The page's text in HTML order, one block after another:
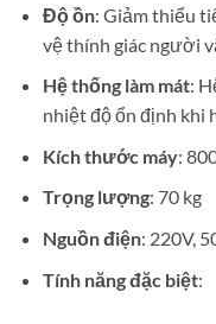
Độ ồn: Giảm thiểu
vệ thính giác người
Hệ thống làm mát:
nhiệt độ ổn định khi
Kích thước máy:
Trọng lượng: 70 kg
Nguồn điện: 220V,
Tính năng đặc biệt: